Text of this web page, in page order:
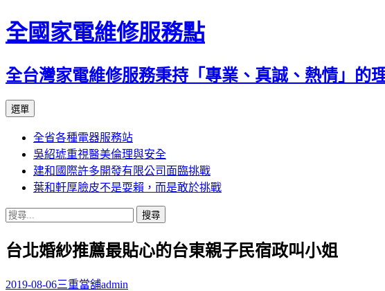
全國家電維修服務點
全台灣家電維修服務秉持「專業、真誠、熱情」的
選單
主
要
內
容
全省各種電器服務站
吳紹琥重視醫美倫理與安全
建和國際許多開發有限公司面臨挑戰
葉和軒厚臉皮不是耍賴，而是敢於挑戰
搜
關
字:
台北婚紗推薦最貼心的台東親子民宿政叫小姐
2019-08-06三重當舖admin